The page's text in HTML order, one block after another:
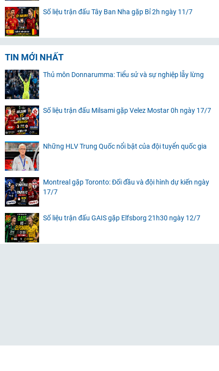
Số liệu trận đấu Tây Ban Nha gặp Bỉ 2h ngày 11/7
TIN MỚI NHẤT
Thủ môn Donnarumma: Tiểu sử và sự nghiệp lẫy lừng
Số liệu trận đấu Milsami gặp Velez Mostar 0h ngày 17/7
Những HLV Trung Quốc nổi bật của đội tuyển quốc gia
Montreal gặp Toronto: Đối đầu và đội hình dự kiến ngày
17/7
Số liệu trận đấu GAIS gặp Elfsborg 21h30 ngày 12/7